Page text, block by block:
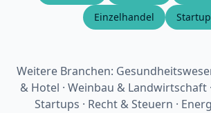
Einzelhandel
Weitere Branchen:
& Hotel · Weinbau & Landwirtschaft
Startups · Recht & Steuern ·